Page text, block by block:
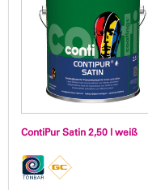
ContiPur Satin 2,50 l weiß